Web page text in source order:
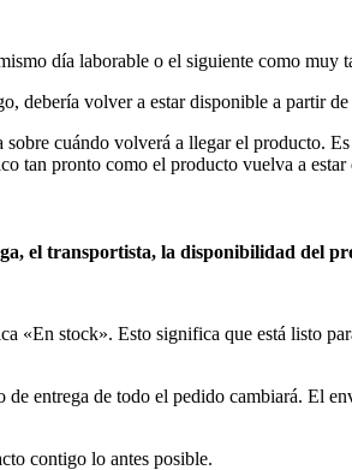
día laborable o el siguiente como muy
debería volver a estar disponible a partir
cuándo volverá a llegar el producto.
tan pronto como el producto vuelva a estar
el transportista, la disponibilidad del
«En stock». Esto significa que está listo
entrega de todo el pedido cambiará. El
contigo lo antes posible.